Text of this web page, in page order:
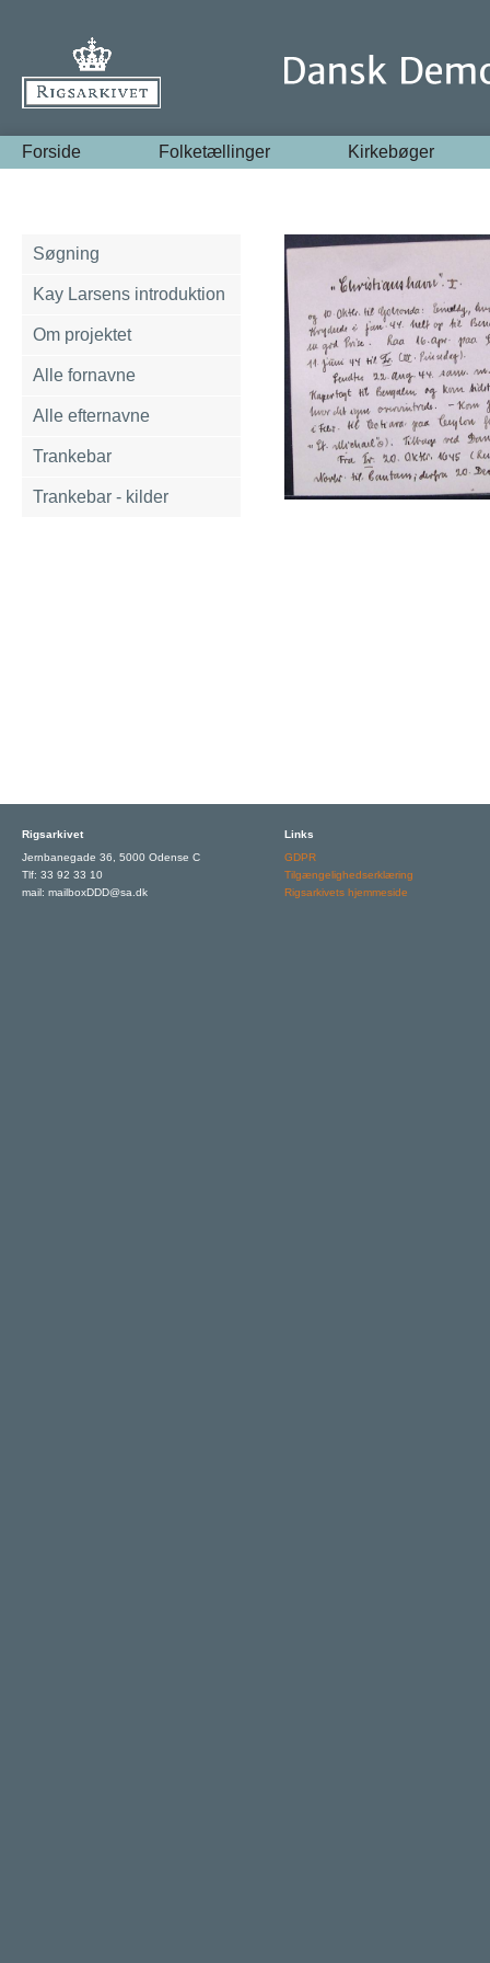
Forside Folketællinger Kirkebøger
Søgning
Kay Larsens introduktion
Om projektet
Alle fornavne
Alle efternavne
Trankebar
Trankebar - kilder
Rigsarkivet
Jernbanegade 36, 5000 Odense C
Tlf: 33 92 33 10
mail: mailboxDDD@sa.dk
Links
GDPR
Tilgængelighedserklæring
Rigsarkivets hjemmeside